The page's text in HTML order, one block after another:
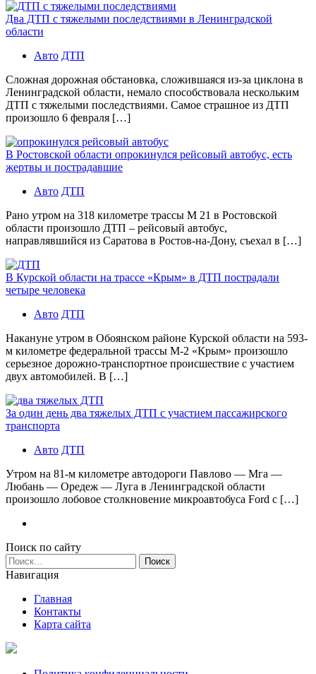
Два ДТП с тяжелыми последствиями в Ленинградской
области
Авто ДТП
Сложная дорожная обстановка, сложившаяся из-за циклона в
Ленинградской области, немало способствовала нескольким
ДТП с тяжелыми последствиями. Самое страшное из ДТП
произошло 6 февраля […]
В Ростовской области опрокинулся рейсовый автобус, есть
жертвы и пострадавшие
Авто ДТП
Рано утром на 318 километре трассы М 21 в Ростовской
области произошло ДТП – рейсовый автобус,
направлявшийся из Саратова в Ростов-на-Дону, съехал в […]
В Курской области на трассе «Крым» в ДТП пострадали
четыре человека
Авто ДТП
Накануне утром в Обоянском районе Курской области на 593-
м километре федеральной трассы М-2 «Крым» произошло
серьезное дорожно-транспортное происшествие с участием
двух автомобилей. В […]
За один день два тяжелых ДТП с участием пассажирского
транспорта
Авто ДТП
Утром на 81-м километре автодороги Павлово — Мга —
Любань — Оредеж — Луга в Ленинградской области
произошло лобовое столкновение микроавтобуса Ford с […]
Поиск по сайту
Найти:
Навигация
Главная
Контакты
Карта сайта